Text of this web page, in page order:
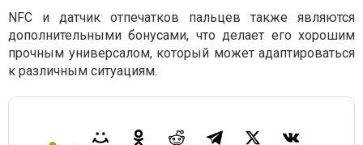
NFC и датчик отпечатков пальцев также являются
дополнительными бонусами, что делает его хорошим
прочным универсалом, который может адаптироваться
к различным ситуациям.